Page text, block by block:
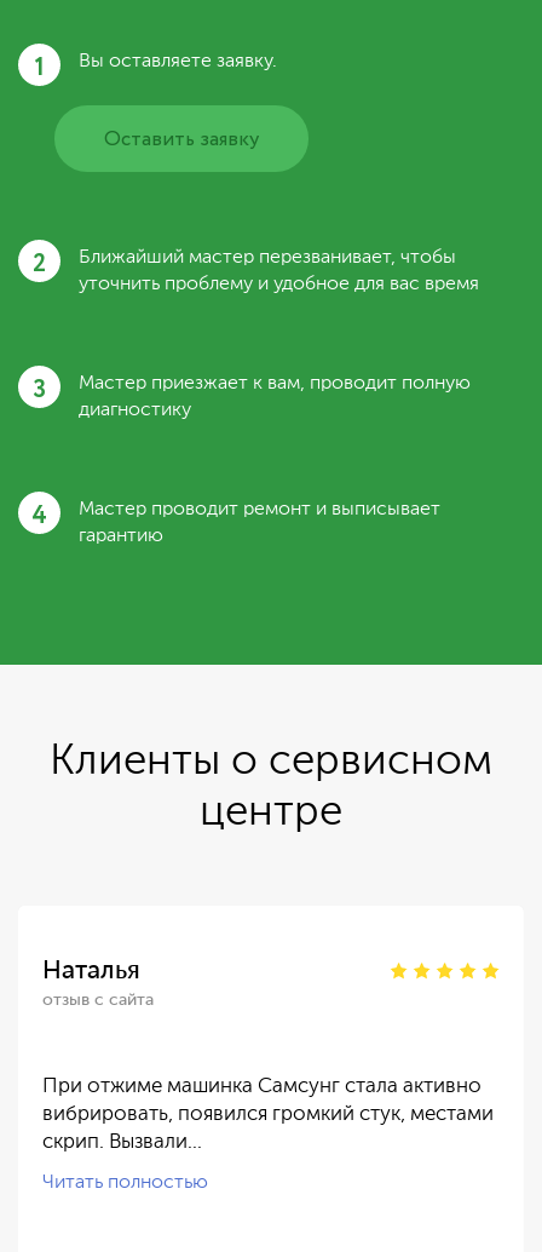
1 Вы оставляете заявку.
Оставить заявку
2
Ближайший мастер перезванивает, чтобы
уточнить проблему и удобное для вас время
3
Мастер приезжает к вам, проводит полную
диагностику
4
Мастер проводит ремонт и выписывает
гарантию
Клиенты о сервисном
центре
Наталья
отзыв с сайта
При отжиме машинка Самсунг стала активно
вибрировать, появился громкий стук, местами
скрип. Вызвали…
Читать полностью